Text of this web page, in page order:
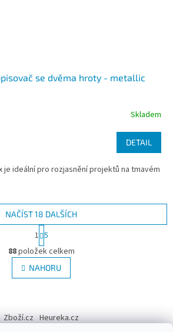
se dvěma hroty - metallic
Skladem
DETAIL
je ideální pro rozjasnění projektů na tmavém
O
v
l
á
c
í
NAČÍST 18 DALŠÍCH
t
r
á
n
k
n
1 5
88položek celkem
NAHORU
Zboží.cz Heureka.cz